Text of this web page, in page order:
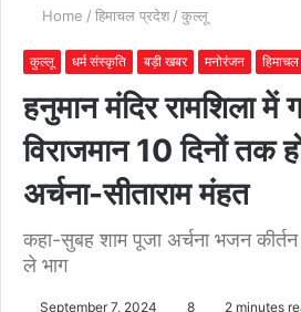
Home / हिमाचल प्रदेश / कुल्लू
कुल्लू धर्म संस्कृति बड़ी खबर मनोरंजन
हनुमान मंदिर रामशिला में
विराजमान 10 दिनों तक
अर्चना-सीताराम मंहत
कहा-सुबह शाम पूजा अर्चना भजन
ले भाग
September 7, 2024 8 2 minutes